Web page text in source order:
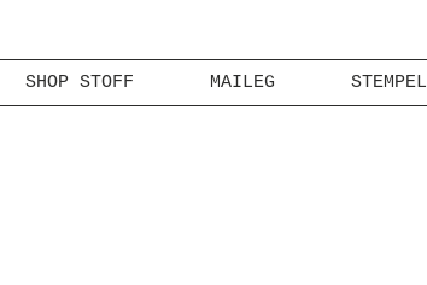
SHOP STOFF MAILEG STEMPEL